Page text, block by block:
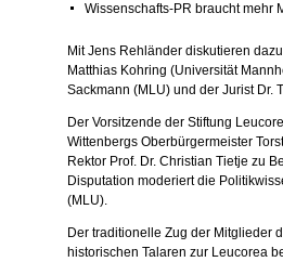
Wissenschafts-PR braucht mehr
Mit Jens Rehländer diskutieren
Matthias Kohring (Universität
Sackmann (MLU) und der Jurist Dr.
Der Vorsitzende der Stiftung
Wittenbergs Oberbürgermeister
Rektor Prof. Dr. Christian Tietje zu
Disputation moderiert die
(MLU).
Der traditionelle Zug der Mitglieder
historischen Talaren zur Leucorea